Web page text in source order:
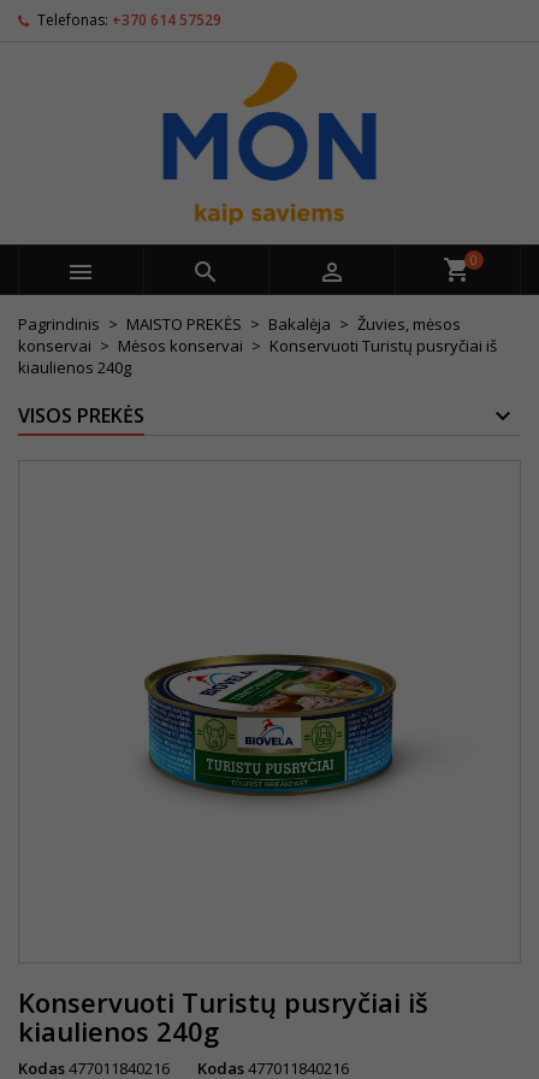
Telefonas: +370 614 57529
   0
Pagrindinis MAISTO PREKĖS Bakalėja
Žuvies, mėsos
konservai
Mėsos konservai
Konservuoti Turistų pusryčiai iš
kiaulienos 240g
VISOS PREKĖS
Konservuoti Turistų pusryčiai iš
kiaulienos 240g
Kodas477011840216 Kodas477011840216